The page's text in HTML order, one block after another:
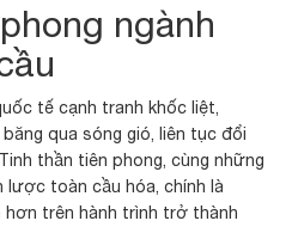
ngành
tế cạnh tranh khốc liệt,
qua sóng gió, liên tục đổi
thần tiên phong, cùng những
toàn cầu hóa, chính là
trên hành trình trở thành